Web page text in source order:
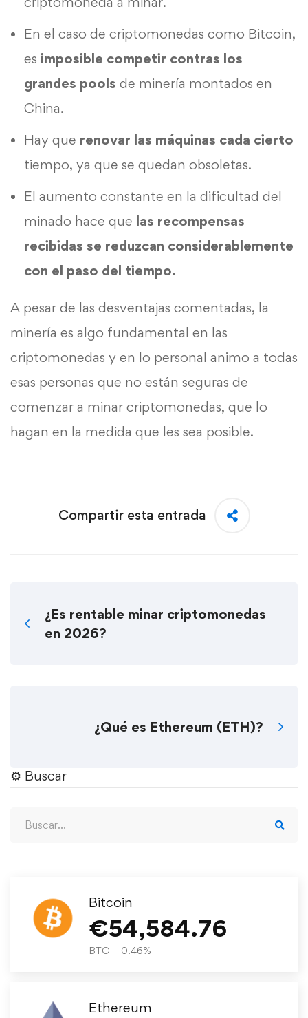
En el caso de criptomonedas como Bitcoin,
es imposible competir contras los
grandes pools de minería montados en
China.
Hay que renovar las máquinas cada cierto
tiempo, ya que se quedan obsoletas.
El aumento constante en la dificultad del
minado hace que las recompensas
recibidas se reduzcan considerablemente
con el paso del tiempo.
A pesar de las desventajas comentadas, la
minería es algo fundamental en las
criptomonedas y en lo personal animo a todas
esas personas que no están seguras de
comenzar a minar criptomonedas, que lo
hagan en la medida que les sea posible.
Compartir esta entrada
¿Es rentable minar criptomonedas
en 2026?
¿Qué es Ethereum (ETH)?
⚙︎ Buscar
Bitcoin
€54,584.76
BTC -0.46%
Ethereum